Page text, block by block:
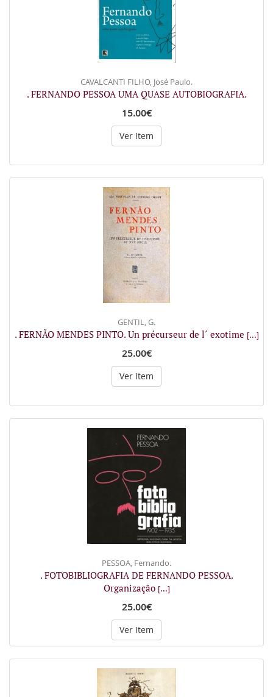
CAVALCANTI FILHO, José Paulo.
. FERNANDO PESSOA UMA QUASE AUTOBIOGRAFIA.
15.00€
Ver Item
GENTIL, G.
. FERNÃO MENDES PINTO. Un précurseur de l´ exotime [...]
25.00€
Ver Item
PESSOA, Fernando.
. FOTOBIBLIOGRAFIA DE FERNANDO PESSOA.
Organização [...]
25.00€
Ver Item